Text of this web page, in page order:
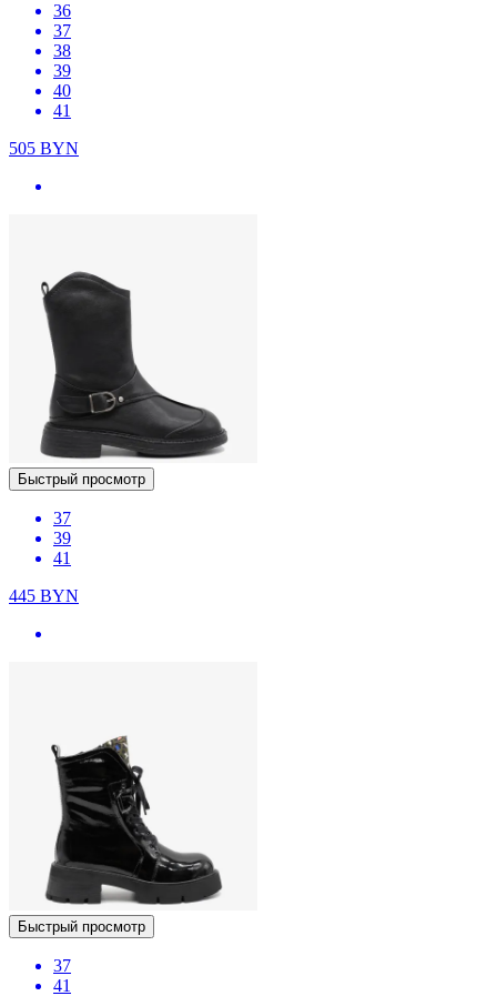
36
37
38
39
40
41
505 BYN
Быстрый просмотр
37
39
41
445 BYN
Быстрый просмотр
37
41